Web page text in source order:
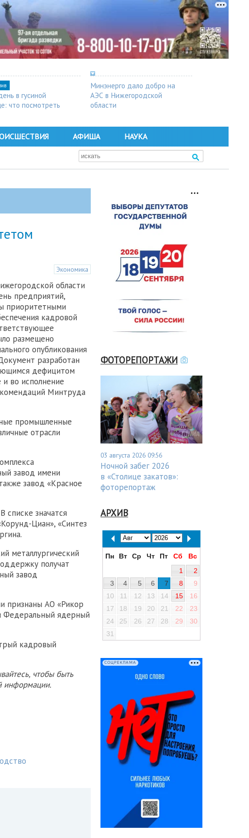
в гусиной
что посмотреть
Минэнерго дало добро на
АЭС в Нижегородской
области
АФИША НАУКА
Экономика
области
предприятий,
приоритетными
кадровой
размещено
опубликования
разработан
дефицитом
во исполнение
Минтруда
промышленные
отрасли
завод имени
завод «Красное
списке значатся
Циан», «Синтез
металлургический
получат
завод
признаны АО «Рикор
Федеральный ядерный
кадровый
чтобы быть
информации.
ФОТОРЕПОРТАЖИ
03 августа 2026 09:56
Ночной забег 2026
в «Столице закатов»:
фоторепортаж
АРХИВ
Пн Вт Ср Чт Пт Сб
Вс
1
2
3
4 5 6 7 8
9
10
11 12 13 14 15
16
17
18 19 20 21 22
23
24
25 26 27 28 29
30
31
СОЦРЕКЛАМА